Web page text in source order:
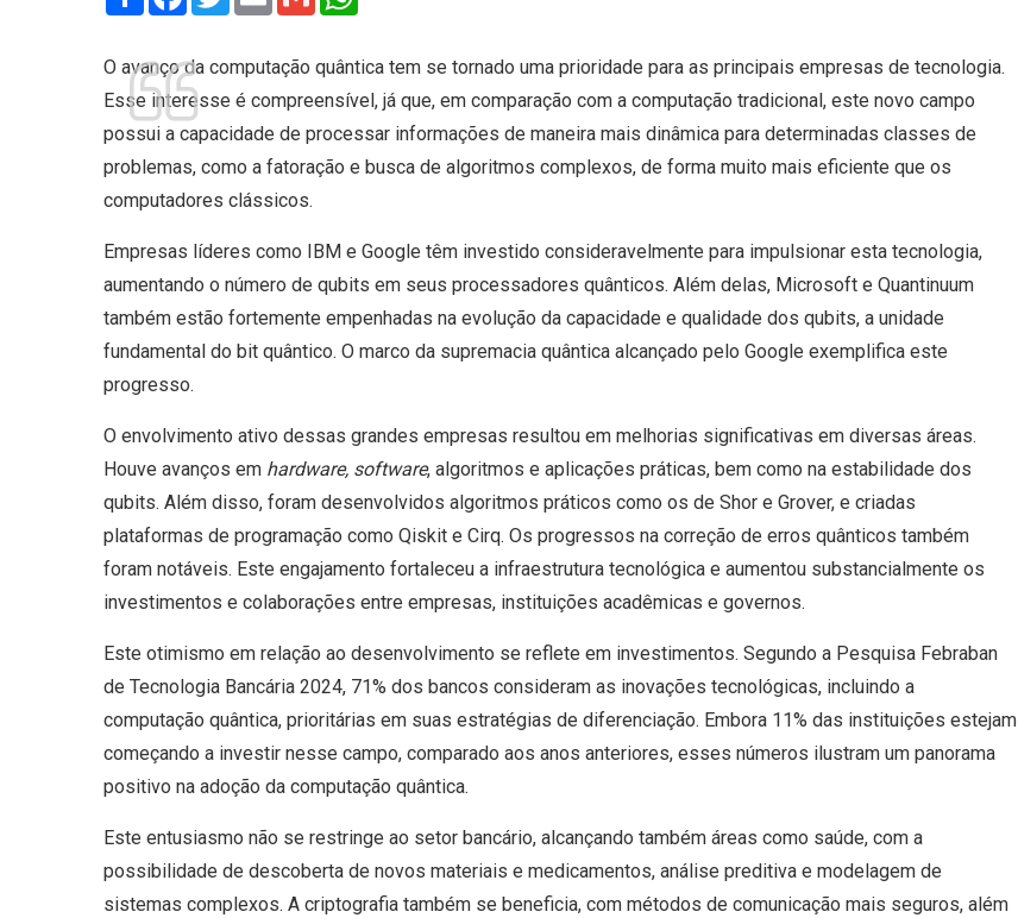
O avanço da computação quântica tem se tornado uma prioridade para as principais empresas de tecnologia.
Esse interesse é compreensível, já que, em comparação com a computação tradicional, este novo campo
possui a capacidade de processar informações de maneira mais dinâmica para determinadas classes de
problemas, como a fatoração e busca de algoritmos complexos, de forma muito mais eficiente que os
computadores clássicos.
Empresas líderes como IBM e Google têm investido consideravelmente para impulsionar esta tecnologia,
aumentando o número de qubits em seus processadores quânticos. Além delas, Microsoft e Quantinuum
também estão fortemente empenhadas na evolução da capacidade e qualidade dos qubits, a unidade
fundamental do bit quântico. O marco da supremacia quântica alcançado pelo Google exemplifica este
progresso.
O envolvimento ativo dessas grandes empresas resultou em melhorias significativas em diversas áreas.
Houve avanços em hardware, software, algoritmos e aplicações práticas, bem como na estabilidade dos
qubits. Além disso, foram desenvolvidos algoritmos práticos como os de Shor e Grover, e criadas
plataformas de programação como Qiskit e Cirq. Os progressos na correção de erros quânticos também
foram notáveis. Este engajamento fortaleceu a infraestrutura tecnológica e aumentou substancialmente os
investimentos e colaborações entre empresas, instituições acadêmicas e governos.
Este otimismo em relação ao desenvolvimento se reflete em investimentos. Segundo a Pesquisa Febraban
de Tecnologia Bancária 2024, 71% dos bancos consideram as inovações tecnológicas, incluindo a
computação quântica, prioritárias em suas estratégias de diferenciação. Embora 11% das instituições estejam
começando a investir nesse campo, comparado aos anos anteriores, esses números ilustram um panorama
positivo na adoção da computação quântica.
Este entusiasmo não se restringe ao setor bancário, alcançando também áreas como saúde, com a
possibilidade de descoberta de novos materiais e medicamentos, análise preditiva e modelagem de
sistemas complexos. A criptografia também se beneficia, com métodos de comunicação mais seguros, além